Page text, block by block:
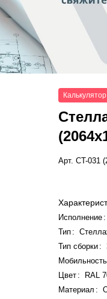
Арт.СT-031
Исполнение :
Тип :
Тип сборки:
Мобильность
Цвет :
RAL
Материал :